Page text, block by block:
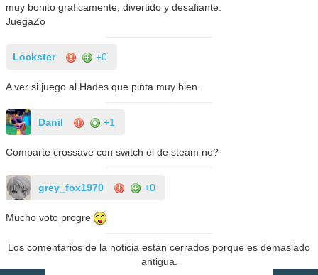
muy bonito graficamente, divertido y desafiante.
JuegaZo
Lockster +0
A ver si juego al Hades que pinta muy bien.
Danil +1
Comparte crossave con switch el de steam no?
grey_fox1970 +0
Mucho voto progre
Los comentarios de la noticia están cerrados porque es demasiado
antigua.